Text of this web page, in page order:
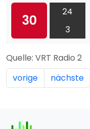
30
24
3
Quelle: VRT Radio 2
vorige
nächste